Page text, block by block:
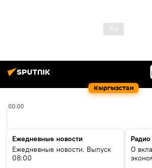
Кыргызстан
00:00
Ежедневные новости
Ежедневные новости. Выпуск
08:00
О